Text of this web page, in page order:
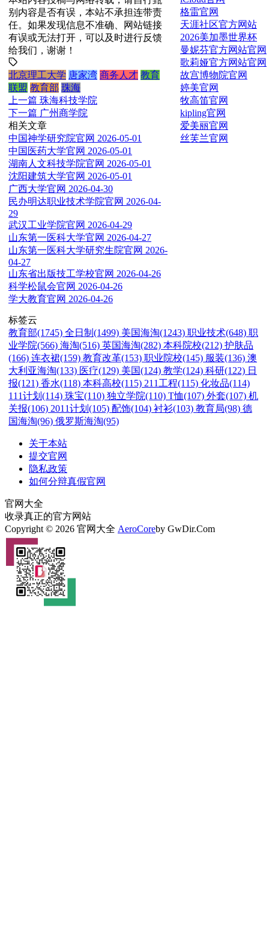
别内容是否有误，本站不承担连带责
任。如果发现信息不准确、网站链接
有误或无法打开，可以及时进行反馈
给我们，谢谢！
北京理工大学 唐家湾 商务人才 教育
联盟 教育部 珠海
上一篇 珠海科技学院
下一篇 广州商学院
相关文章
中国神学研究院官网 2026-05-01
中国医药大学官网 2026-05-01
湖南人文科技学院官网 2026-05-01
沈阳建筑大学官网 2026-05-01
广西大学官网 2026-04-30
民办明达职业技术学院官网 2026-04-
29
武汉工业学院官网 2026-04-29
山东第一医科大学官网 2026-04-27
山东第一医科大学研究生院官网 2026-
04-27
山东省出版技工学校官网 2026-04-26
科学松鼠会官网 2026-04-26
学大教育官网 2026-04-26
格雷官网
天涯社区官方网站
2026美加墨世界杯
曼妮芬官方网站官网
歌莉娅官方网站官网
故宫博物院官网
婷美官网
牧高笛官网
kipling官网
爱美丽官网
丝芙兰官网
标签云
教育部(1745) 全日制(1499) 美国海淘(1243) 职业技术(648) 职
业学院(566) 海淘(516) 英国海淘(282) 本科院校(212) 护肤品
(166) 连衣裙(159) 教育改革(153) 职业院校(145) 服装(136) 澳
大利亚海淘(133) 医疗(129) 美国(124) 教学(124) 科研(122) 日
报(121) 香水(118) 本科高校(115) 211工程(115) 化妆品(114)
111计划(114) 珠宝(110) 独立学院(110) T恤(107) 外套(107) 机
关报(106) 2011计划(105) 配饰(104) 衬衫(103) 教育局(98) 德
国海淘(96) 俄罗斯海淘(95)
关于本站
提交官网
隐私政策
如何分辩真假官网
官网大全
收录真正的官方网站
Copyright © 2026 官网大全 AeroCoreby GwDir.Com